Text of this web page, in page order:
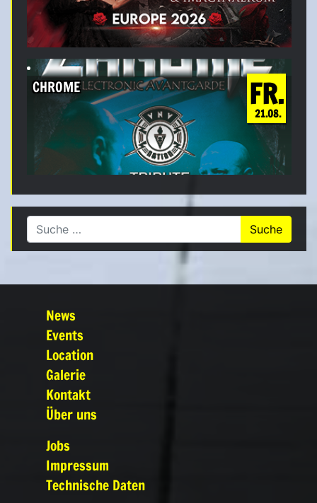
FR.
21.08.
CHROME
Suche nach:
News
Events
Location
Galerie
Kontakt
Über uns
Jobs
Impressum
Technische Daten